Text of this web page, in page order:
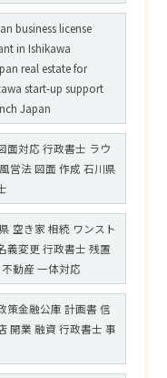
business license
in Ishikawa
real estate for
start-up support
Japan
面対応 行政書士 ラウ
営法 図面 作成 石川県
空き家 相続 ワンスト
義変更 行政書士 残置
動産 一体対応
策金融公庫 計画書 信
開業 融資 行政書士 事